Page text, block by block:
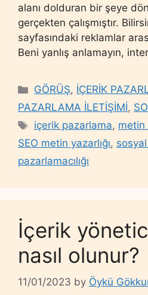
alanı dolduran bir şeye
gerçekten çalışmıştır.
sayfasındaki reklamlar
Beni yanlış anlamayın,
Categories
GÖRÜŞ, İÇERİK
PAZARLAMA İLETİŞİMİ,
Tags
içerik pazarlama, metin
SEO metin yazarlığı,
pazarlamacılığı
İçerik
nasıl olunur?
11/01/2023 by Öykü